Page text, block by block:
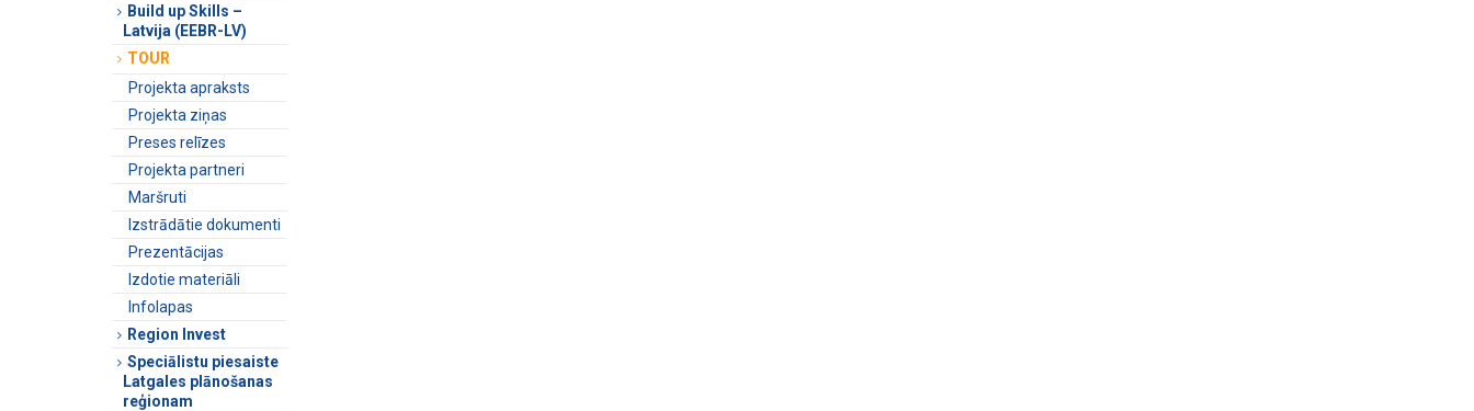
Build up Skills –
Latvija (EEBR-LV)
TOUR
Projekta apraksts
Projekta ziņas
Preses relīzes
Projekta partneri
Maršruti
Izstrādātie dokumenti
Prezentācijas
Izdotie materiāli
Infolapas
Region Invest
Speciālistu piesaiste
Latgales plānošanas
reģionam